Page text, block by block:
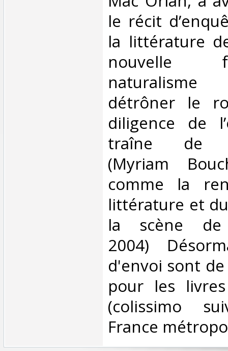
le récit
la littérature
nouvelle
détrôner le
diligence de
traîne de
(Myriam
comme la
littérature et
la scène de
2004)
d'envoi sont
pour les
(colissimo
France